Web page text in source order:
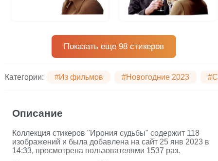
Показать еще 98 стикеров
Категории: #Из фильмов #Новогодние 2023
Описание
Коллекция стикеров "Ирония судьбы" содержит 118
изображений и была добавлена на сайт 25 янв 2023 в
14:33, просмотрена пользователями 1537 раз.